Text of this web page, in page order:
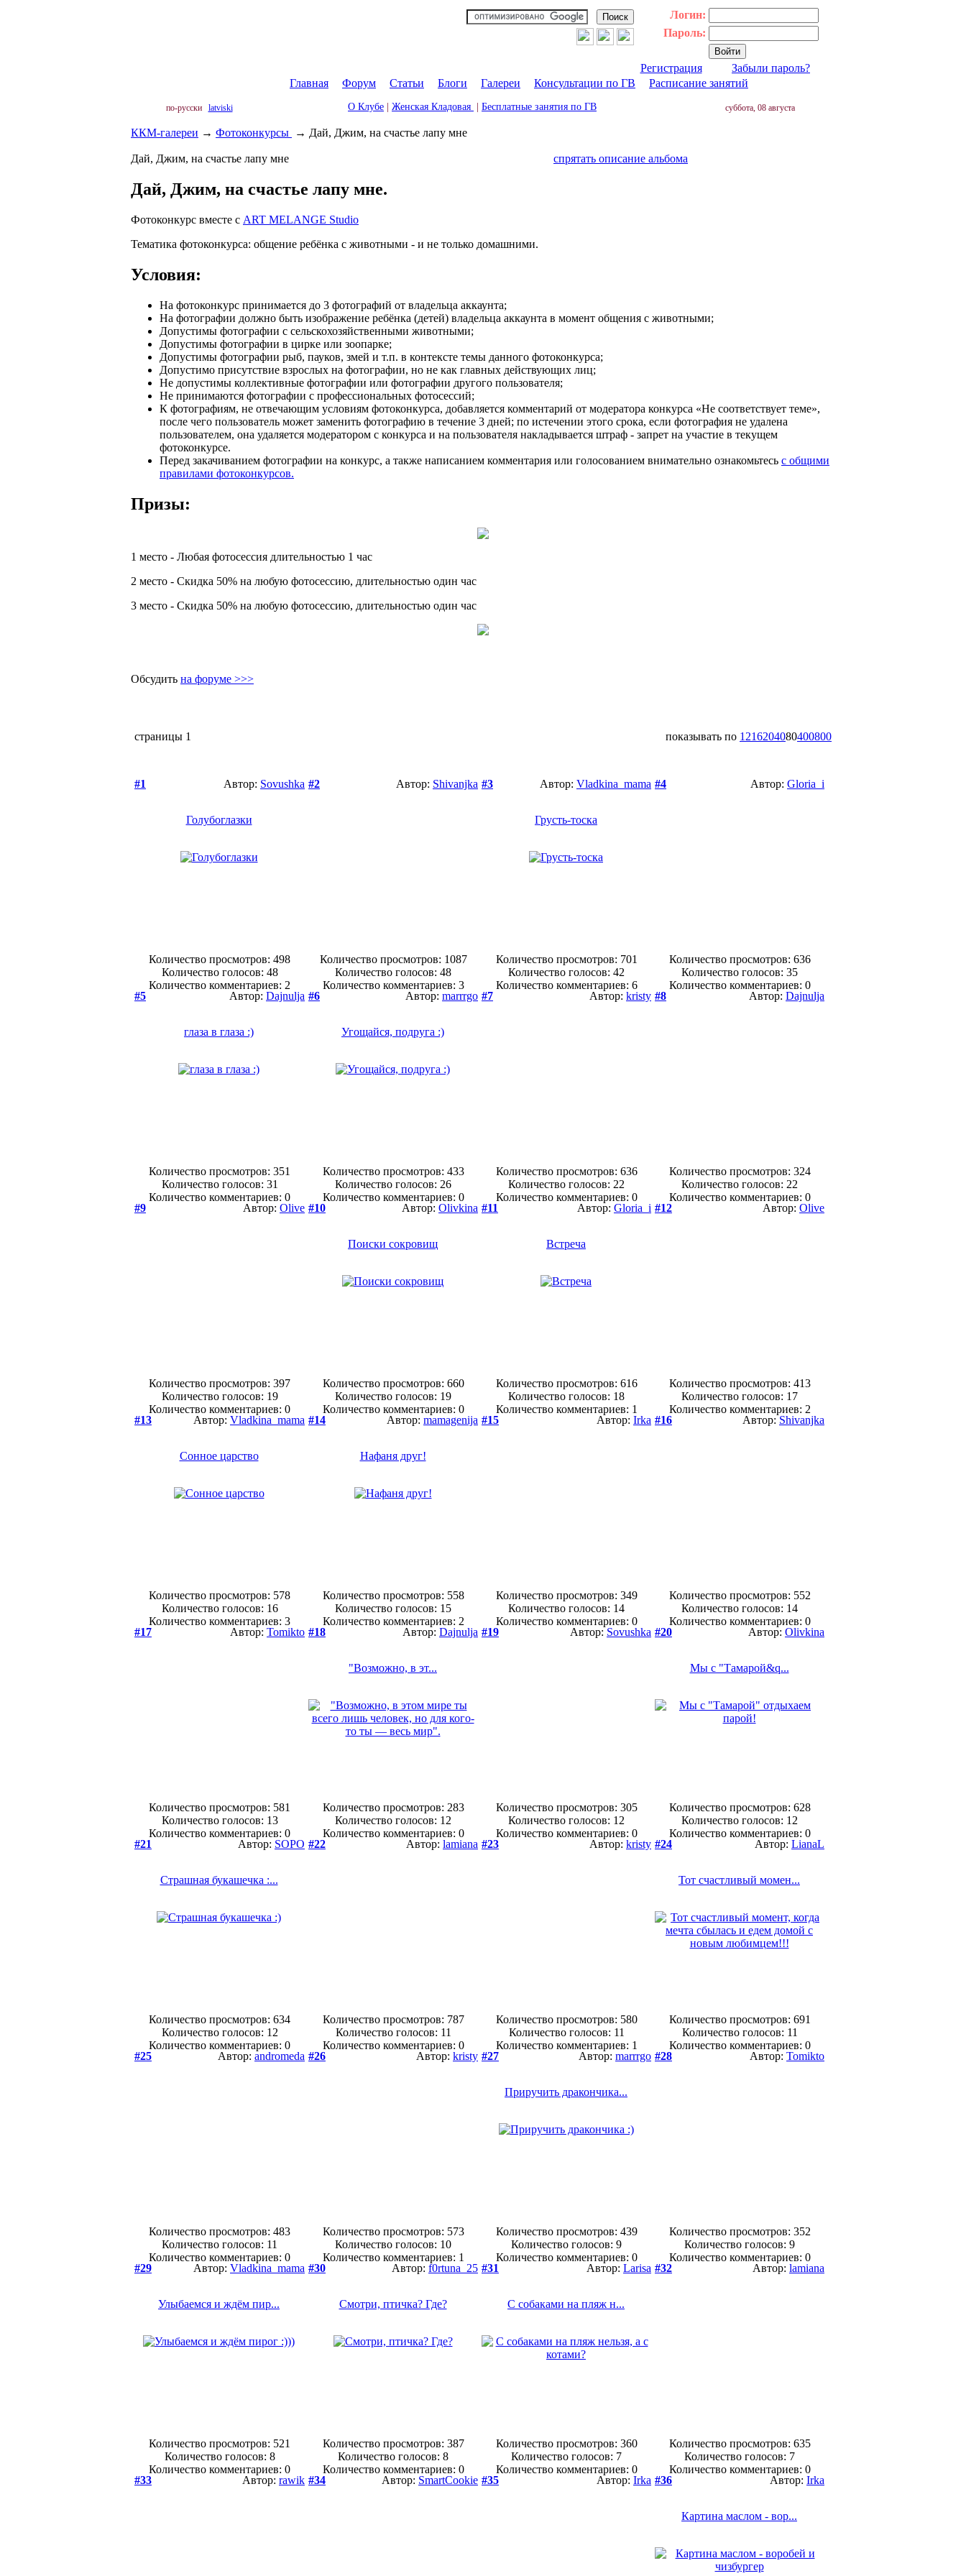
Логин:
Пароль:
Регистрация
Забыли пароль?
Главная
Форум Статьи Блоги Галереи Консультации по ГВ Расписание занятий
по-русски latviski О Клубе Женская Кладовая Бесплатные занятия по ГВ суббота, 08 августа
ККМ-галереи → Фотоконкурсы → Дай, Джим, на счастье лапу мне
Дай, Джим, на счастье лапу мне спрятать описание альбома
Дай, Джим, на счастье лапу мне.
Фотоконкурс вместе с ART MELANGE Studio
Тематика фотоконкурса: общение ребёнка с животными - и не только домашними.
Условия:
На фотоконкурс принимается до 3 фотографий от владельца аккаунта;
На фотографии должно быть изображение ребёнка (детей) владельца аккаунта в момент общения с животными;
Допустимы фотографии с сельскохозяйственными животными;
Допустимы фотографии в цирке или зоопарке;
Допустимы фотографии рыб, пауков, змей и т.п. в контексте темы данного фотоконкурса;
Допустимо присутствие взрослых на фотографии, но не как главных действующих лиц;
Не допустимы коллективные фотографии или фотографии другого пользователя;
Не принимаются фотографии с профессиональных фотосессий;
К фотографиям, не отвечающим условиям фотоконкурса, добавляется комментарий от модератора конкурса «Не соответствует теме»,
после чего пользователь может заменить фотографию в течение 3 дней; по истечении этого срока, если фотография не удалена
пользователем, она удаляется модератором с конкурса и на пользователя накладывается штраф - запрет на участие в текущем
фотоконкурсе.
Перед закачиванием фотографии на конкурс, а также написанием комментария или голосованием внимательно ознакомьтесь с общими
правилами фотоконкурсов.
Призы:
1 место - Любая фотосессия длительностью 1 час
2 место - Скидка 50% на любую фотосессию, длительностью один час
3 место - Скидка 50% на любую фотосессию, длительностью один час
Обсудить на форуме >>>
страницы 1 показывать по 1216204080400800
#1 Автор: Sovushka
Голубоглазки
Количество просмотров: 498
Количество голосов: 48
Количество комментариев: 2
#2 Автор: Shivanjka
Количество просмотров: 1087
Количество голосов: 48
Количество комментариев: 3
#3 Автор: Vladkina_mama
Грусть-тоска
Количество просмотров: 701
Количество голосов: 42
Количество комментариев: 6
#4 Автор: Gloria_i
Количество просмотров: 636
Количество голосов: 35
Количество комментариев: 0
#5
Автор: Dajnulja
глаза в глаза :)
Количество просмотров: 351
Количество голосов: 31
Количество комментариев: 0
#6 Автор: marrrgo
Угощайся, подруга :)
Количество просмотров: 433
Количество голосов: 26
Количество комментариев: 0
#7 Автор: kristy
Количество просмотров: 636
Количество голосов: 22
Количество комментариев: 0
#8 Автор: Dajnulja
Количество просмотров: 324
Количество голосов: 22
Количество комментариев: 0
#9
Автор: Olive
Количество просмотров: 397
Количество голосов: 19
Количество комментариев: 0
#10 Автор: Olivkina
Поиски сокровищ
Количество просмотров: 660
Количество голосов: 19
Количество комментариев: 0
#11 Автор: Gloria_i
Встреча
Количество просмотров: 616
Количество голосов: 18
Количество комментариев: 1
#12 Автор: Olive
Количество просмотров: 413
Количество голосов: 17
Количество комментариев: 2
#13
Автор: Vladkina_mama
Сонное царство
Количество просмотров: 578
Количество голосов: 16
Количество комментариев: 3
#14 Автор: mamagenija
Нафаня друг!
Количество просмотров: 558
Количество голосов: 15
Количество комментариев: 2
#15 Автор: Irka
Количество просмотров: 349
Количество голосов: 14
Количество комментариев: 0
#16 Автор: Shivanjka
Количество просмотров: 552
Количество голосов: 14
Количество комментариев: 0
#17
Автор: Tomikto
Количество просмотров: 581
Количество голосов: 13
Количество комментариев: 0
#18 Автор: Dajnulja
"Возможно, в эт...
Количество просмотров: 283
Количество голосов: 12
Количество комментариев: 0
#19 Автор: Sovushka
Количество просмотров: 305
Количество голосов: 12
Количество комментариев: 0
#20 Автор: Olivkina
Мы с "Тамарой&q...
Количество просмотров: 628
Количество голосов: 12
Количество комментариев: 0
#21
Автор: SOPO
Страшная букашечка :...
Количество просмотров: 634
Количество голосов: 12
Количество комментариев: 0
#22 Автор: lamiana
Количество просмотров: 787
Количество голосов: 11
Количество комментариев: 0
#23 Автор: kristy
Количество просмотров: 580
Количество голосов: 11
Количество комментариев: 1
#24 Автор: LianaL
Тот счастливый момен...
Количество просмотров: 691
Количество голосов: 11
Количество комментариев: 0
#25
Автор: andromeda
Количество просмотров: 483
Количество голосов: 11
Количество комментариев: 0
#26 Автор: kristy
Количество просмотров: 573
Количество голосов: 10
Количество комментариев: 1
#27 Автор: marrrgo
Приручить дракончика...
Количество просмотров: 439
Количество голосов: 9
Количество комментариев: 0
#28 Автор: Tomikto
Количество просмотров: 352
Количество голосов: 9
Количество комментариев: 0
#29
Автор: Vladkina_mama
Улыбаемся и ждём пир...
Количество просмотров: 521
Количество голосов: 8
Количество комментариев: 0
#30 Автор: f0rtuna_25
Смотри, птичка? Где?
Количество просмотров: 387
Количество голосов: 8
Количество комментариев: 0
#31 Автор: Larisa
С собаками на пляж н...
Количество просмотров: 360
Количество голосов: 7
Количество комментариев: 0
#32 Автор: lamiana
Количество просмотров: 635
Количество голосов: 7
Количество комментариев: 0
#33
Автор: rawik #34 Автор: SmartCookie #35 Автор: Irka #36 Автор: Irka
Картина маслом - вор...